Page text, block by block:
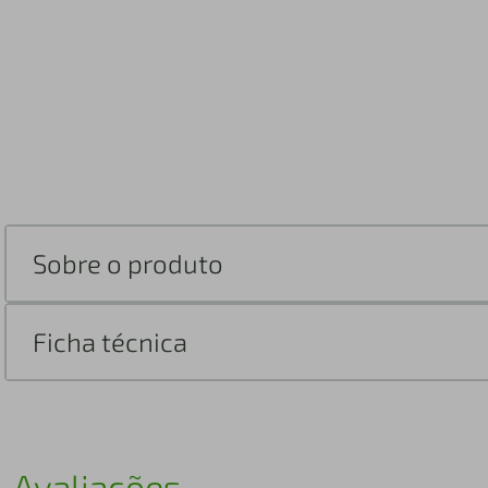
Sobre o produto
Ficha técnica